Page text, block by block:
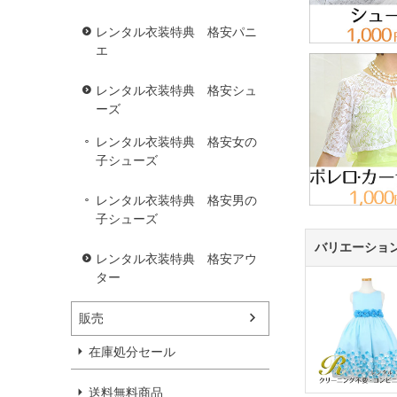
レンタル衣装特典 格安パニ
エ
レンタル衣装特典 格安シュ
ーズ
レンタル衣装特典 格安女の
子シューズ
レンタル衣装特典 格安男の
子シューズ
レンタル衣装特典 格安アウ
ター
販売
在庫処分セール
送料無料商品
バリエーショ